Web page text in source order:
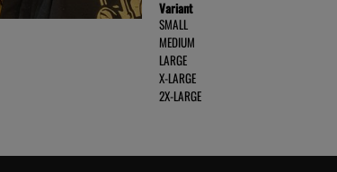
Variant
SMALL
MEDIUM
LARGE
X-LARGE
2X-LARGE